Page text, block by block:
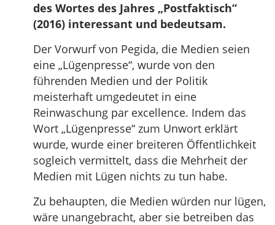
des Wortes des Jahres „Postfaktisch“
(2016) interessant und bedeutsam.
Der Vorwurf von Pegida, die Medien seien
eine „Lügenpresse“, wurde von den
führenden Medien und der Politik
meisterhaft umgedeutet in eine
Reinwaschung par excellence. Indem das
Wort „Lügenpresse“ zum Unwort erklärt
wurde, wurde einer breiteren Öffentlichkeit
sogleich vermittelt, dass die Mehrheit der
Medien mit Lügen nichts zu tun habe.
Zu behaupten, die Medien würden nur lügen,
wäre unangebracht, aber sie betreiben das